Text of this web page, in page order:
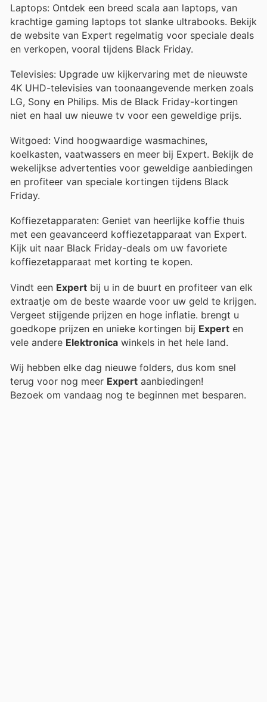
Laptops: Ontdek een breed scala aan laptops, van
krachtige gaming laptops tot slanke ultrabooks. Bekijk
de website van Expert regelmatig voor speciale deals
en verkopen, vooral tijdens Black Friday.
Televisies: Upgrade uw kijkervaring met de nieuwste
4K UHD-televisies van toonaangevende merken zoals
LG, Sony en Philips. Mis de Black Friday-kortingen
niet en haal uw nieuwe tv voor een geweldige prijs.
Witgoed: Vind hoogwaardige wasmachines,
koelkasten, vaatwassers en meer bij Expert. Bekijk de
wekelijkse advertenties voor geweldige aanbiedingen
en profiteer van speciale kortingen tijdens Black
Friday.
Koffiezetapparaten: Geniet van heerlijke koffie thuis
met een geavanceerd koffiezetapparaat van Expert.
Kijk uit naar Black Friday-deals om uw favoriete
koffiezetapparaat met korting te kopen.
Vindt een Expert bij u in de buurt en profiteer van elk
extraatje om de beste waarde voor uw geld te krijgen.
Vergeet stijgende prijzen en hoge inflatie. brengt u
goedkope prijzen en unieke kortingen bij Expert en
vele andere Elektronica winkels in het hele land.
Wij hebben elke dag nieuwe folders, dus kom snel
terug voor nog meer Expert aanbiedingen!
Bezoek om vandaag nog te beginnen met besparen.